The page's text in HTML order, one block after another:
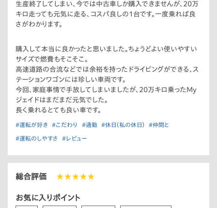
生産終了してしまい、今では中古車しか購入できませんが、20万
キロ走っても元気に走る、コスパ良しの1台です。一度乗れば良
さがわかります。
購入して本当に良かったと思いました。ちょうどよい使いやすい
サイズで燃費もそこそこ。
高速道路の合流などでは余裕を持ったドライビングができる、ス
テーションワゴンには珍しい車両です。
今回、家庭事情で手放してしまいましたが、20万キロ乗ったMy
ジェイドはまだまだ元気でした。
長く乗れるとても良い車です。
#運転が好き #こだわり #通勤 #休日（私の休日） #仲間と
#運転のしやすさ #レビュー
総合評価 ★★★★★
お気に入りポイント